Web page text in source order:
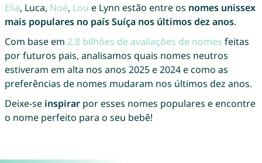
Elia, Luca, Noé, Lou e Lynn estão entre os nomes unissex
mais populares no país Suíça nos últimos dez anos.
Com base em 2,8 bilhões de avaliações de nomes feitas
por futuros pais, analisamos quais nomes neutros
estiveram em alta nos anos 2025 e 2024 e como as
preferências de nomes mudaram nos últimos dez anos.
Deixe-se inspirarpor esses nomes populares e encontre
o nome perfeito para o seu bebê!